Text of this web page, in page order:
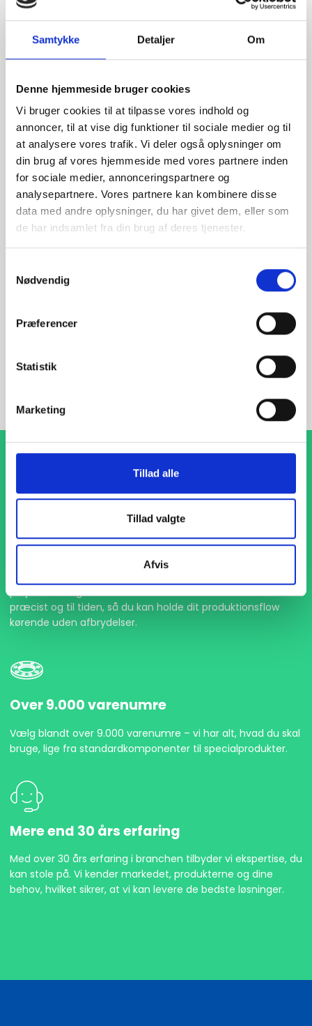
Samtykke Detaljer Om
Denne hjemmeside bruger cookies
Vi bruger cookies til at tilpasse vores indhold og
annoncer, til at vise dig funktioner til sociale medier og til
at analysere vores trafik. Vi deler også oplysninger om
din brug af vores hjemmeside med vores partnere inden
for sociale medier, annonceringspartnere og
analysepartnere. Vores partnere kan kombinere disse
data med andre oplysninger, du har givet dem, eller som
de har indsamlet fra din brug af deres tjenester.
Nødvendig
Præferencer
Statistik
Marketing
Tillad alle
Tillad valgte
Afvis
Har du spørgsmål?
service eller andet. Kontakt os for professionel rådgivning
og sparring.
1-4 dages levering
projekter aldrig bliver forsinket. Vi står klar til at levere
præcist og til tiden, så du kan holde dit produktionsflow
kørende uden afbrydelser.
Over 9.000 varenumre
Vælg blandt over 9.000 varenumre – vi har alt, hvad du skal
bruge, lige fra standardkomponenter til specialprodukter.
Mere end 30 års erfaring
Med over 30 års erfaring i branchen tilbyder vi ekspertise, du
kan stole på. Vi kender markedet, produkterne og dine
behov, hvilket sikrer, at vi kan levere de bedste løsninger.